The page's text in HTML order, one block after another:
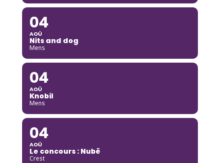
04
AOÛ
Nits and dog
Mens
04
AOÛ
Knobil
Mens
04
AOÛ
Le concours : Nubë
Crest